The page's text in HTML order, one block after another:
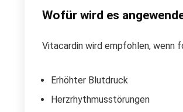
Wofür wird es
Vitacardin wird empfohlen, wenn
Erhöhter Blutdruck
Herzrhythmusstörungen